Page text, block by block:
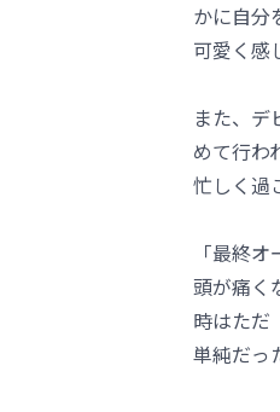
かに自分
可愛く感
また、デ
めて行わ
忙しく過
「最終
頭が痛く
時はただ
単純だっ